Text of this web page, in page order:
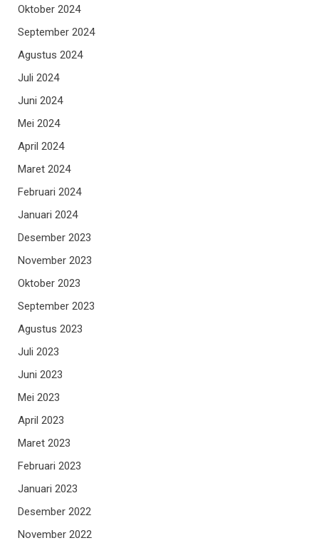
Oktober 2024
September 2024
Agustus 2024
Juli 2024
Juni 2024
Mei 2024
April 2024
Maret 2024
Februari 2024
Januari 2024
Desember 2023
November 2023
Oktober 2023
September 2023
Agustus 2023
Juli 2023
Juni 2023
Mei 2023
April 2023
Maret 2023
Februari 2023
Januari 2023
Desember 2022
November 2022